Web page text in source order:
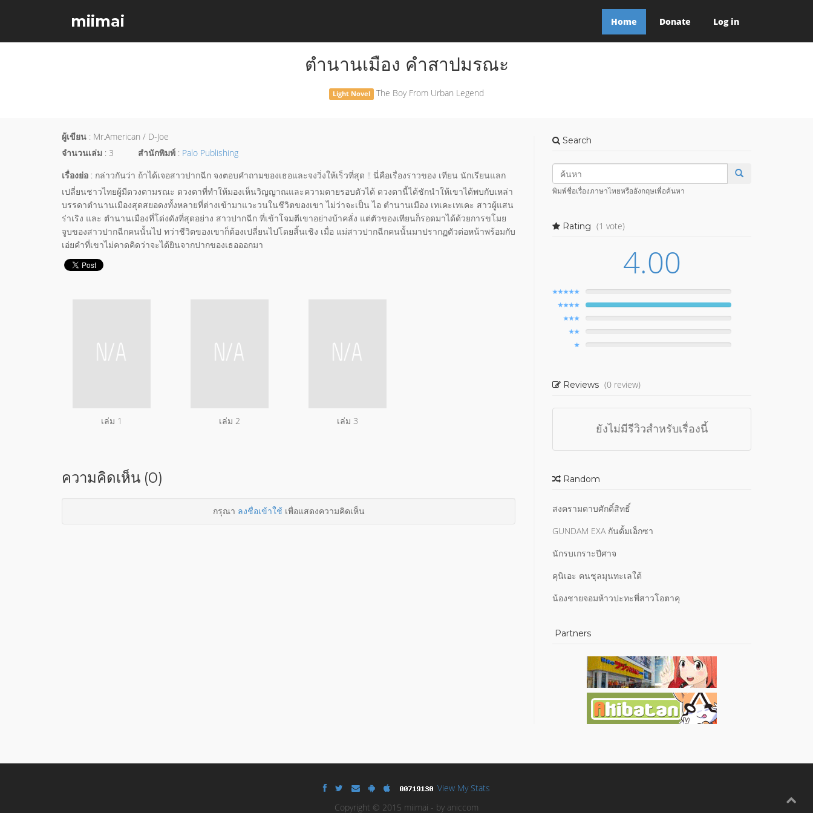
miimai Home Donate Log in
ตำนานเมือง คำสาปมรณะ
Light Novel The Boy From Urban Legend
ผู้เขียน : Mr.American / D-Joe
จำนวนเล่ม : 3 สำนักพิมพ์ : Palo Publishing
เรื่องย่อ : กล่าวกันว่า ถ้าได้เจอสาวปากฉีก จงตอบคำถามของเธอและจงวิ่งให้เร็วที่สุด !! นี่คือเรื่องราวของ เทียน นักเรียนแลก
เปลี่ยนชาวไทยผู้มีดวงตามรณะ ดวงตาที่ทำให้มองเห็นวิญญาณและความตายรอบตัวได้ ดวงตานี้ได้ชักนำให้เขาได้พบกับเหล่า
บรรดาตำนานเมืองสุดสยอดงทั้งหลายที่ต่างเข้ามาแวะวนในชีวิตของเขา ไม่ว่าจะเป็น ไอ ตำนานเมือง เทเคะเทเคะ สาวผู้แสน
ร่าเริง และ ตำนานเมืองที่โด่งดังที่สุดอย่าง สาวปากฉีก ที่เข้าโจมตีเขาอย่างบ้าคลั่ง แต่ตัวของเทียนก็รอดมาได้ด้วยการขโมย
จูบของสาวปากฉีกคนนั้นไป ทว่าชีวิตของเขาก็ต้องเปลี่ยนไปโดยสิ้นเชิง เมื่อ แม่สาวปากฉีกคนนั้นมาปรากฏตัวต่อหน้าพร้อมกับ
เอ่ยคำที่เขาไม่คาดคิดว่าจะได้ยินจากปากของเธอออกมา
เล่ม 1 เล่ม 2 เล่ม 3
ความคิดเห็น (0)
กรุณา ลงชื่อเข้าใช้เพื่อแสดงความคิดเห็น
Search
พิมพ์ชื่อเรื่องภาษาไทยหรืออังกฤษเพื่อค้นหา
Rating (1 vote)
4.00
Reviews (0 review)
ยังไม่มีรีวิวสำหรับเรื่องนี้
Random
สงครามดาบศักดิ์สิทธิ์
GUNDAM EXA กันดั้มเอ็กซา
นักรบเกราะปีศาจ
คุนิเอะ คนชุลมุนทะเลใต้
น้องชายจอมห้าวปะทะพี่สาวโอตาคุ
Partners
View My Stats
Copyright © 2015 miimai - by aniccom